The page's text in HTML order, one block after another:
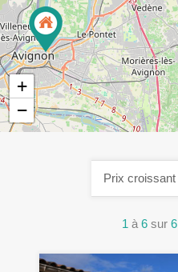
+
−
1 à 6 sur 6
Prix croissant